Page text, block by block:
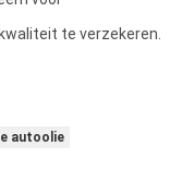
te verzekeren.
autoolie